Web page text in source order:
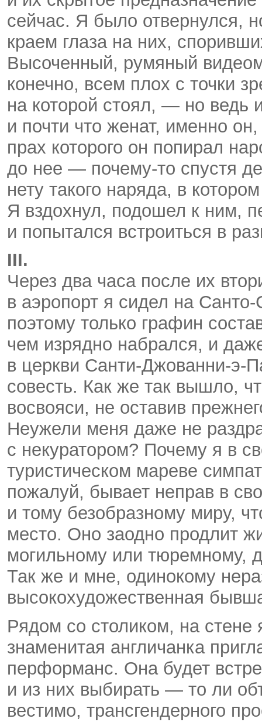
сейчас. Я было отвернулся,
краем глаза на них,
Высоченный, румяный
конечно, всем плох с точки
на которой стоял, — но ведь
и почти что женат, именно
прах которого он попирал
до нее — почему-то спустя
нету такого наряда, в
Я вздохнул, подошел к ним,
и попытался встроиться в
III.
Через два часа после их
в аэропорт я сидел на
поэтому только графин
чем изрядно набрался, и
в церкви Санти-Джованни-э-
совесть. Как же так вышло,
восвояси, не оставив
Неужели меня даже не
с некуратором? Почему я в
туристическом мареве
пожалуй, бывает неправ в
и тому безобразному миру,
место. Оно заодно продлит
могильному или тюремному,
Так же и мне, одинокому
высокохудожественная
Рядом со столиком, на
знаменитая англичанка
перформанс. Она будет
и из них выбирать — то ли
вестимо, трансгендерного